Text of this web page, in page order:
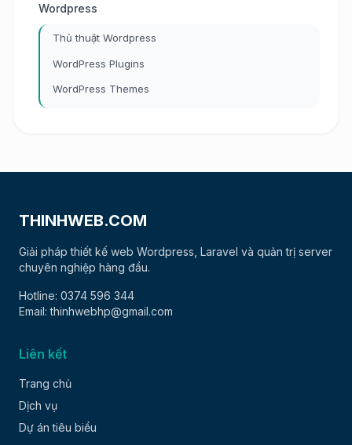
Wordpress
Thủ thuật Wordpress
WordPress Plugins
WordPress Themes
THINHWEB.COM
Giải pháp thiết kế web Wordpress, Laravel và quản trị server
chuyên nghiệp hàng đầu.
Hotline: 0374 596 344
Email: thinhwebhp@gmail.com
Liên kết
Trang chủ
Dịch vụ
Dự án tiêu biểu